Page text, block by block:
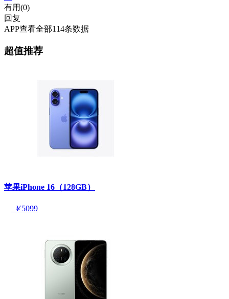
有用(0)
回复
APP查看全部114条数据
超值推荐
苹果iPhone 16（128GB）
￥5099